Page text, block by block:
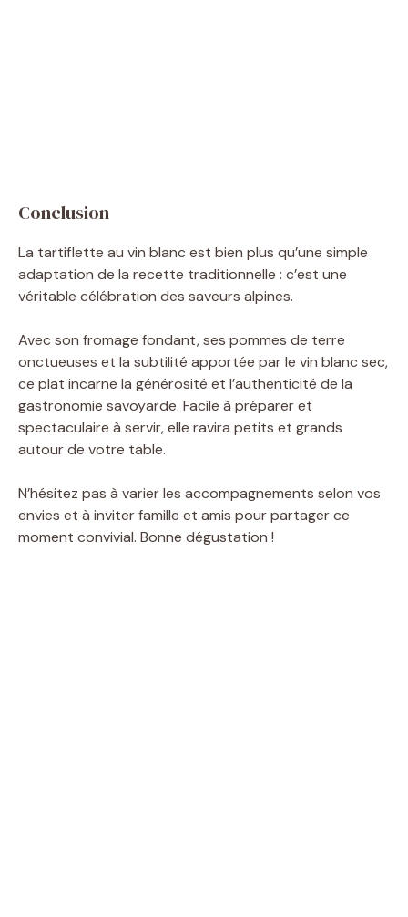
Conclusion
La tartiflette au vin blanc est bien plus qu’une simple
adaptation de la recette traditionnelle : c’est une
véritable célébration des saveurs alpines.
Avec son fromage fondant, ses pommes de terre
onctueuses et la subtilité apportée par le vin blanc sec,
ce plat incarne la générosité et l’authenticité de la
gastronomie savoyarde. Facile à préparer et
spectaculaire à servir, elle ravira petits et grands
autour de votre table.
N’hésitez pas à varier les accompagnements selon vos
envies et à inviter famille et amis pour partager ce
moment convivial. Bonne dégustation !